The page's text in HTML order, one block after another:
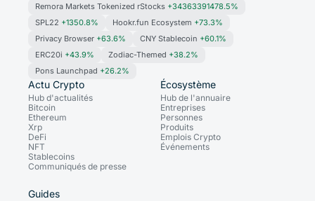
Remora Markets Tokenized rStocks +34363391478.5%
SPL22 +1350.8% Hookr.fun Ecosystem +73.3%
Privacy Browser +63.6% CNY Stablecoin +60.1%
ERC20i +43.9% Zodiac-Themed +38.2%
Pons Launchpad +26.2%
Actu Crypto
Hub d'actualités
Bitcoin
Ethereum
Xrp
DeFi
NFT
Stablecoins
Communiqués de presse
Écosystème
Hub de l'annuaire
Entreprises
Personnes
Produits
Emplois Crypto
Événements
Guides